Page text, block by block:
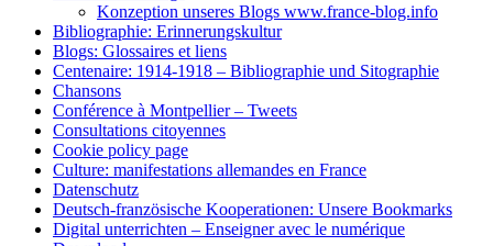
Konzeption unseres Blogs www.france-blog.info
Bibliographie: Erinnerungskultur
Blogs: Glossaires et liens
Centenaire: 1914-1918 – Bibliographie und Sitographie
Chansons
Conférence à Montpellier – Tweets
Consultations citoyennes
Cookie policy page
Culture: manifestations allemandes en France
Datenschutz
Deutsch-französische Kooperationen: Unsere Bookmarks
Digital unterrichten – Enseigner avec le numérique